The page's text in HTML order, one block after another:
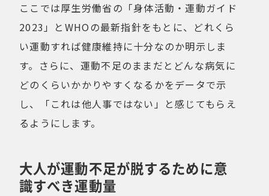
ここでは厚生労働省の「身体活動・運動ガイド
2023」とWHOの最新指針をもとに、どれくら
い運動すれば健康維持に十分なのか明示しま
す。さらに、運動不足のままだとどんな病気に
どのくらいかかりやすくなるかをデータで示
し、「これは他人事ではない」と感じてもらえ
るようにします。
大人が運動不足が脱するために意
識すべき運動量